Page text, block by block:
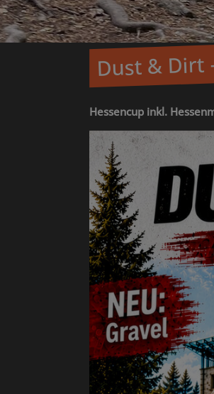
Dust & Dirt
Hessencup inkl.